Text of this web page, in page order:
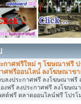
ะกาศฟรีใหม่ ๆ โฆษณาฟรี ป
ศฟรีออนไลน์ ลงโฆษณาข
บลงประกาศฟรี ลงโฆษณาฟรี
งฟรี ลงประกาศฟรี ลงโฆษณ
สต์ฟรี ตลาดออนไลน์ฟรี โปรโ